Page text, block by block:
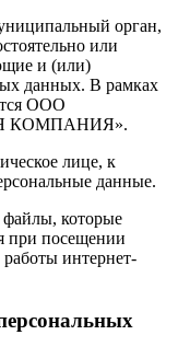
орган,
или
и (или)
данных. В рамках
ООО
КОМПАНИЯ».
лице, к
данные.
которые
при посещении
интернет-